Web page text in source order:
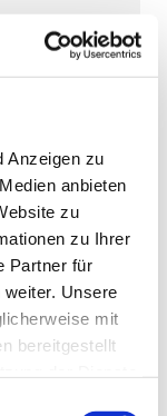
Anzeigen zu
anbieten
zu
zu Ihrer
Partner für
Unsere
mit
bereitgestellt